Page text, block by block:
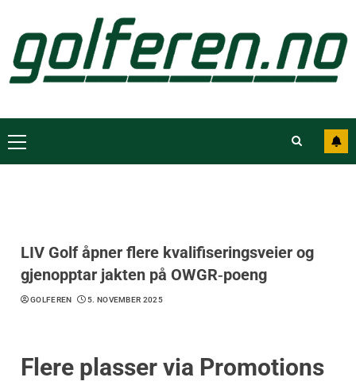
LIV Golf åpner flere kvalifiseringsveier og
gjenopptar jakten på OWGR‑poeng
GOLFEREN 5. NOVEMBER 2025
Flere plasser via Promotions